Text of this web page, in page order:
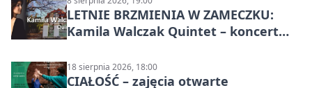
LETNIE BRZMIENIA W ZAMECZKU:
Kamila Walczak Quintet – koncert
18 sierpnia 2026, 18:00
CIAŁOŚĆ – zajęcia otwarte